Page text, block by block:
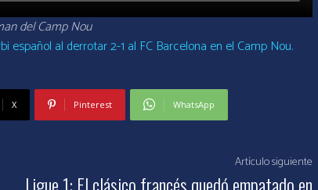
del Camp Nou
español al derrotar 2-1 al FC Barcelona en el Camp Nou.
X Pinterest WhatsApp
Artículo siguiente